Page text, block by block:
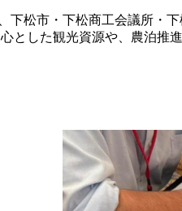
松市・下松商工会議所・
した観光資源や、農泊